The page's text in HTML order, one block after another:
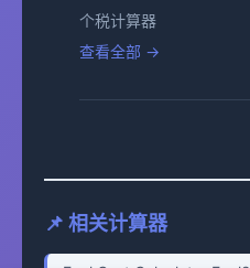
个税计算器
查看全部 →
📌 相关计算器